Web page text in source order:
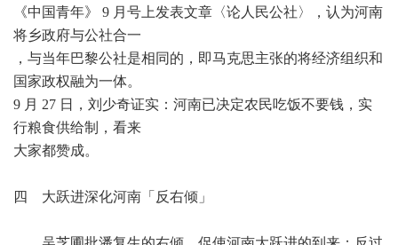
《中国青年》 9 月号上发表文章〈论人民公社〉，认为河南
将乡政府与公社合一
，与当年巴黎公社是相同的，即马克思主张的将经济组织和
国家政权融为一体。
9 月 27 日，刘少奇证实：河南已决定农民吃饭不要钱，实
行粮食供给制，看来
大家都赞成。
四 大跃进深化河南「反右倾」